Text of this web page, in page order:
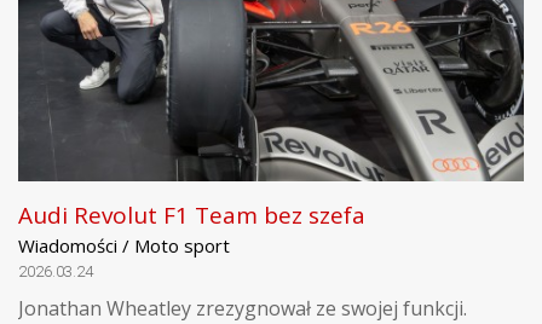
Audi Revolut F1 Team bez szefa
Wiadomości / Moto sport
2026.03.24
Jonathan Wheatley zrezygnował ze swojej funkcji.